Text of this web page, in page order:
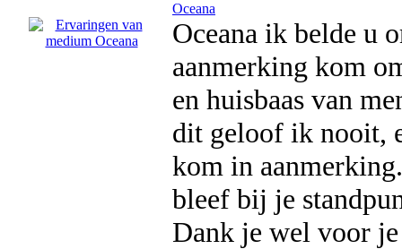
Oceana
Oceana ik belde u
aanmerking kom
en huisbaas van
dit geloof ik nooit,
kom in
bleef bij je
Dank je wel voor